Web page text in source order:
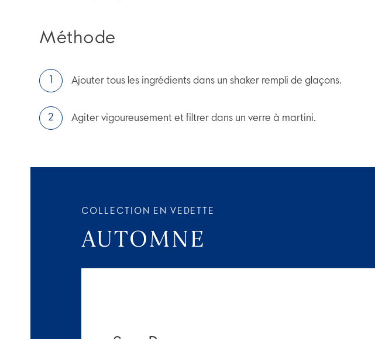
Méthode
Ajouter tous les ingrédients dans un shaker rempli de glaçons.
Agiter vigoureusement et filtrer dans un verre à martini.
COLLECTION EN VEDETTE
AUTOMNE